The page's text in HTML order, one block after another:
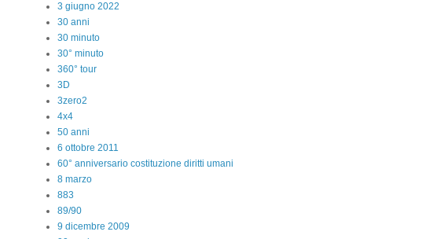
3 giugno 2022
30 anni
30 minuto
30° minuto
360° tour
3D
3zero2
4x4
50 anni
6 ottobre 2011
60° anniversario costituzione diritti umani
8 marzo
883
89/90
9 dicembre 2009